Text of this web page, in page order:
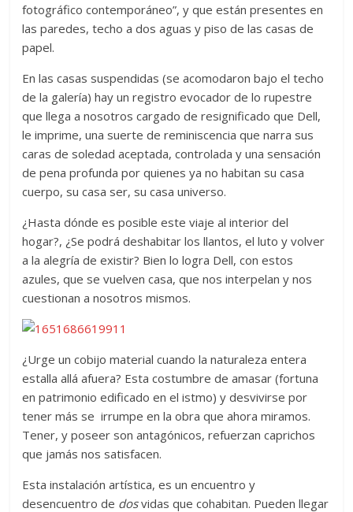
fotográfico contemporáneo”, y que están presentes en
las paredes, techo a dos aguas y piso de las casas de
papel.
En las casas suspendidas (se acomodaron bajo el techo
de la galería) hay un registro evocador de lo rupestre
que llega a nosotros cargado de resignificado que Dell,
le imprime, una suerte de reminiscencia que narra sus
caras de soledad aceptada, controlada y una sensación
de pena profunda por quienes ya no habitan su casa
cuerpo, su casa ser, su casa universo.
¿Hasta dónde es posible este viaje al interior del
hogar?, ¿Se podrá deshabitar los llantos, el luto y volver
a la alegría de existir? Bien lo logra Dell, con estos
azules, que se vuelven casa, que nos interpelan y nos
cuestionan a nosotros mismos.
¿Urge un cobijo material cuando la naturaleza entera
estalla allá afuera? Esta costumbre de amasar (fortuna
en patrimonio edificado en el istmo) y desvivirse por
tener más se irrumpe en la obra que ahora miramos.
Tener, y poseer son antagónicos, refuerzan caprichos
que jamás nos satisfacen.
Esta instalación artística, es un encuentro y
desencuentro de dosvidas que cohabitan. Pueden llegar